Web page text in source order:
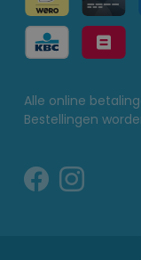
Alle online
Bestellingen